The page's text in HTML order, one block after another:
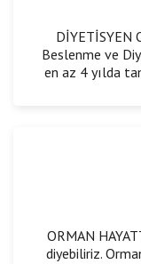
DİYETİSYEN
Beslenme ve
en az 4 yılda
ORMAN
diyebiliriz.